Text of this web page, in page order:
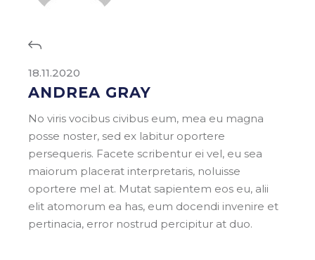
18.11.2020
ANDREA GRAY
No viris vocibus civibus eum, mea eu magna
posse noster, sed ex labitur oportere
persequeris. Facete scribentur ei vel, eu sea
maiorum placerat interpretaris, noluisse
oportere mel at. Mutat sapientem eos eu, alii
elit atomorum ea has, eum docendi invenire et
pertinacia, error nostrud percipitur at duo.